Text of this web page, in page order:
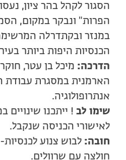
הסגור לקהל בהר ציון,
הפרות" ונבקר במקום,
במנזר ובקתדרלה
הכנסיות היפות ביותר
הדרכה: מיכל בן עטר,
הארמנית במסגרת
אנתרופולוגיה.
שימו לב ! ייתכנו
לאישורי הכניסה שנקבל.
חובה: לבוש צנוע
חולצה עם שרוולים.